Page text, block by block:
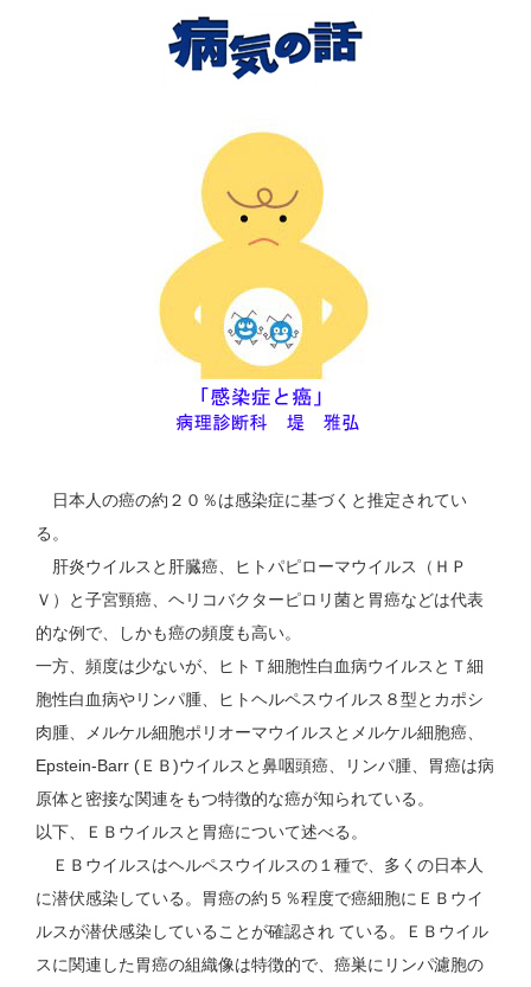
日本人の癌の約２０％は感染症に基づくと推定されてい
る。
肝炎ウイルスと肝臓癌、ヒトパピローマウイルス（ＨＰ
Ｖ）と子宮頸癌、ヘリコバクターピロリ菌と胃癌などは代表
的な例で、しかも癌の頻度も高い。
一方、頻度は少ないが、ヒトＴ細胞性白血病ウイルスとＴ細
胞性白血病やリンパ腫、ヒトヘルペスウイルス８型とカポシ
肉腫、メルケル細胞ポリオーマウイルスとメルケル細胞癌、
Epstein-Barr (ＥＢ)ウイルスと鼻咽頭癌、リンパ腫、胃癌は病
原体と密接な関連をもつ特徴的な癌が知られている。
以下、ＥＢウイルスと胃癌について述べる。
ＥＢウイルスはヘルペスウイルスの１種で、多くの日本人
に潜伏感染している。胃癌の約５％程度で癌細胞にＥＢウイ
ルスが潜伏感染していることが確認され ている。ＥＢウイル
スに関連した胃癌の組織像は特徴的で、癌巣にリンパ濾胞の